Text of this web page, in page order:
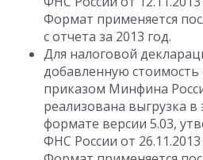
Формат применяется
с отчета за 2013 год.
Для налоговой
добавленную стоимость
приказом Минфина
реализована выгрузка
формате версии 5.03,
ФНС России от